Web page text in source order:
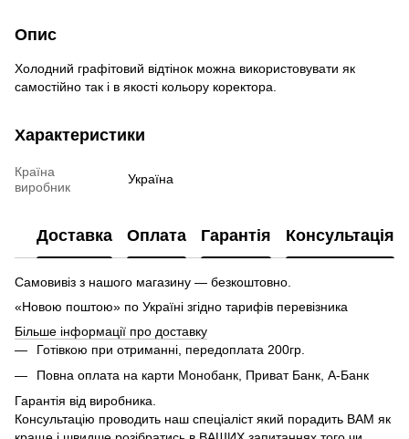
Опис
Холодний графітовий відтінок можна використовувати як
самостійно так і в якості кольору коректора.
Характеристики
Країна
виробник
Україна
Доставка Оплата Гарантія Консультація
Самовивіз з нашого магазину — безкоштовно.
«Новою поштою» по Україні згідно тарифів перевізника
Більше інформації про доставку
Готівкою при отриманні, передоплата 200гр.
Повна оплата на карти Монобанк, Приват Банк, А-Банк
Гарантія від виробника.
Консультацію проводить наш спеціаліст який порадить ВАМ як